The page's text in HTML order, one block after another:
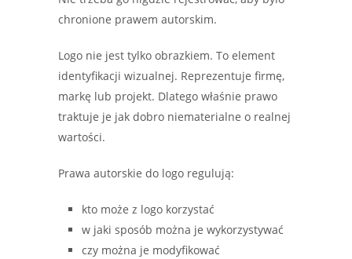
chronione prawem autorskim.
Logo nie jest tylko obrazkiem. To element
identyfikacji wizualnej. Reprezentuje firmę,
markę lub projekt. Dlatego właśnie prawo
traktuje je jak dobro niematerialne o realnej
wartości.
Prawa autorskie do logo regulują:
kto może z logo korzystać
w jaki sposób można je wykorzystywać
czy można je modyfikować